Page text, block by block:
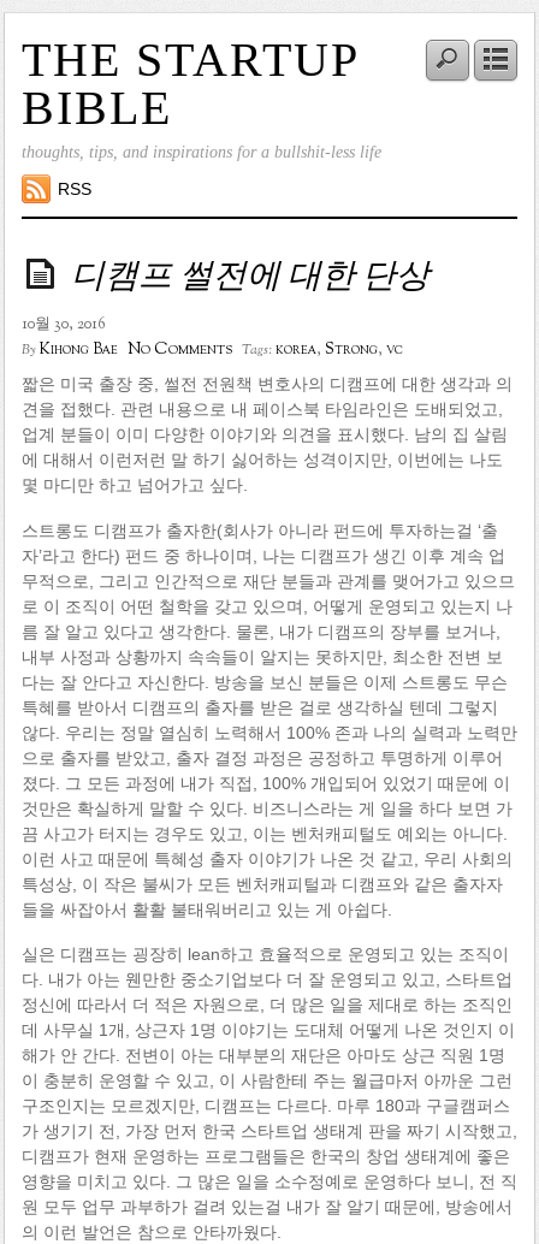
THE STARTUP
BIBLE
thoughts, tips, and inspirations for a bullshit-less life
RSS
디캠프 썰전에 대한 단상
10월 30, 2016
ByKihong Bae No Comments Tags:korea, Strong, vc
짧은 미국 출장 중, 썰전 전원책 변호사의 디캠프에 대한 생각과 의
견을 접했다. 관련 내용으로 내 페이스북 타임라인은 도배되었고,
업계 분들이 이미 다양한 이야기와 의견을 표시했다. 남의 집 살림
에 대해서 이런저런 말 하기 싫어하는 성격이지만, 이번에는 나도
몇 마디만 하고 넘어가고 싶다.
스트롱도 디캠프가 출자한(회사가 아니라 펀드에 투자하는걸 ‘출
자’라고 한다) 펀드 중 하나이며, 나는 디캠프가 생긴 이후 계속 업
무적으로, 그리고 인간적으로 재단 분들과 관계를 맺어가고 있으므
로 이 조직이 어떤 철학을 갖고 있으며, 어떻게 운영되고 있는지 나
름 잘 알고 있다고 생각한다. 물론, 내가 디캠프의 장부를 보거나,
내부 사정과 상황까지 속속들이 알지는 못하지만, 최소한 전변 보
다는 잘 안다고 자신한다. 방송을 보신 분들은 이제 스트롱도 무슨
특혜를 받아서 디캠프의 출자를 받은 걸로 생각하실 텐데 그렇지
않다. 우리는 정말 열심히 노력해서 100% 존과 나의 실력과 노력만
으로 출자를 받았고, 출자 결정 과정은 공정하고 투명하게 이루어
졌다. 그 모든 과정에 내가 직접, 100% 개입되어 있었기 때문에 이
것만은 확실하게 말할 수 있다. 비즈니스라는 게 일을 하다 보면 가
끔 사고가 터지는 경우도 있고, 이는 벤처캐피털도 예외는 아니다.
이런 사고 때문에 특혜성 출자 이야기가 나온 것 같고, 우리 사회의
특성상, 이 작은 불씨가 모든 벤처캐피털과 디캠프와 같은 출자자
들을 싸잡아서 활활 불태워버리고 있는 게 아쉽다.
실은 디캠프는 굉장히 lean하고 효율적으로 운영되고 있는 조직이
다. 내가 아는 웬만한 중소기업보다 더 잘 운영되고 있고, 스타트업
정신에 따라서 더 적은 자원으로, 더 많은 일을 제대로 하는 조직인
데 사무실 1개, 상근자 1명 이야기는 도대체 어떻게 나온 것인지 이
해가 안 간다. 전변이 아는 대부분의 재단은 아마도 상근 직원 1명
이 충분히 운영할 수 있고, 이 사람한테 주는 월급마저 아까운 그런
구조인지는 모르겠지만, 디캠프는 다르다. 마루 180과 구글캠퍼스
가 생기기 전, 가장 먼저 한국 스타트업 생태계 판을 짜기 시작했고,
디캠프가 현재 운영하는 프로그램들은 한국의 창업 생태계에 좋은
영향을 미치고 있다. 그 많은 일을 소수정예로 운영하다 보니, 전 직
원 모두 업무 과부하가 걸려 있는걸 내가 잘 알기 때문에, 방송에서
의 이런 발언은 참으로 안타까웠다.